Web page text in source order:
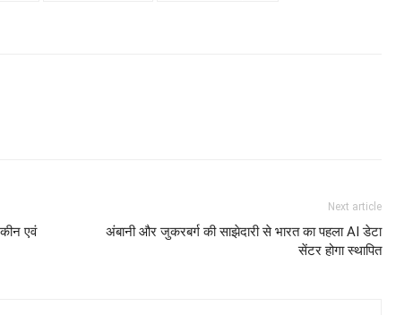
एवं
Next article
अंबानी और जुकरबर्ग की साझेदारी से भारत का पहला AI डेटा
सेंटर होगा स्थापित